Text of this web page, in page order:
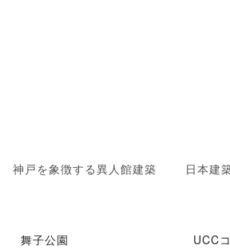
神戸を象徴する異人館建築 日本建
舞子公園 UCC